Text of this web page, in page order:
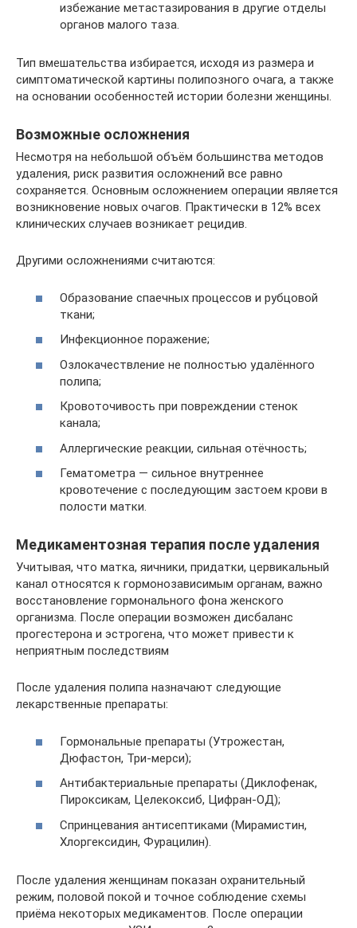
избежание метастазирования в другие отделы
органов малого таза.
Тип вмешательства избирается, исходя из размера и
симптоматической картины полипозного очага, а также
на основании особенностей истории болезни женщины.
Возможные осложнения
Несмотря на небольшой объём большинства методов
удаления, риск развития осложнений все равно
сохраняется. Основным осложнением операции является
возникновение новых очагов. Практически в 12% всех
клинических случаев возникает рецидив.
Другими осложнениями считаются:
Образование спаечных процессов и рубцовой
ткани;
Инфекционное поражение;
Озлокачествление не полностью удалённого
полипа;
Кровоточивость при повреждении стенок
канала;
Аллергические реакции, сильная отёчность;
Гематометра — сильное внутреннее
кровотечение с последующим застоем крови в
полости матки.
Медикаментозная терапия после удаления
Учитывая, что матка, яичники, придатки, цервикальный
канал относятся к гормонозависимым органам, важно
восстановление гормонального фона женского
организма. После операции возможен дисбаланс
прогестерона и эстрогена, что может привести к
неприятным последствиям
После удаления полипа назначают следующие
лекарственные препараты:
Гормональные препараты (Утрожестан,
Дюфастон, Три-мерси);
Антибактериальные препараты (Диклофенак,
Пироксикам, Целекоксиб, Цифран-ОД);
Спринцевания антисептиками (Мирамистин,
Хлоргексидин, Фурацилин).
После удаления женщинам показан охранительный
режим, половой покой и точное соблюдение схемы
приёма некоторых медикаментов. После операции